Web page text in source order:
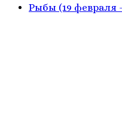
Рыбы (19 февраля